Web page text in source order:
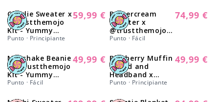
Charlie Sweater x
@trustthemojo
Kit - Yummy
Version
Precio
59,99 €
Punto · Principiante
Buttercream
Sweater x
@trustthemojo
Kit - Yummy
Precio
74,99 €
Punto · Fácil
Milkshake Beanie
x @trustthemojo
Kit - Yummy
Version
Precio
49,99 €
Punto · Fácil
Blueberry Muffin
Snood and
Headband x
@trustthemojo
Version
Precio
49,99 €
Punto · Principiante